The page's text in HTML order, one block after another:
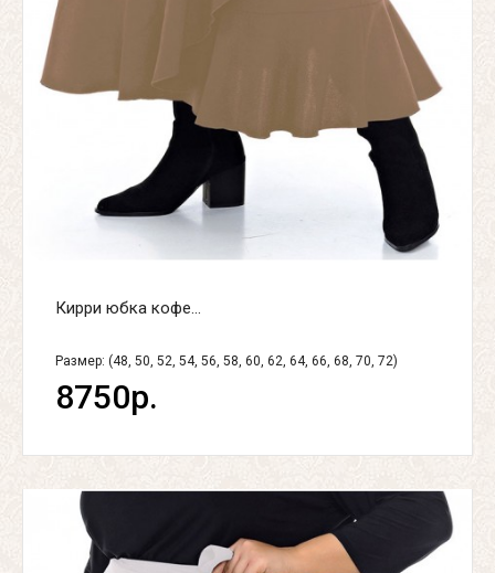
Кирри юбка кофе...
Размер: (48, 50, 52, 54, 56, 58, 60, 62, 64, 66, 68, 70, 72)
8750р.